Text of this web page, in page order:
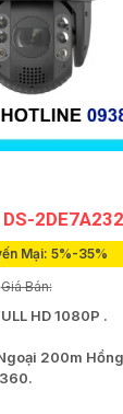
Mại: 5%-35%
Giá Bán:
HD 1080P .
200m